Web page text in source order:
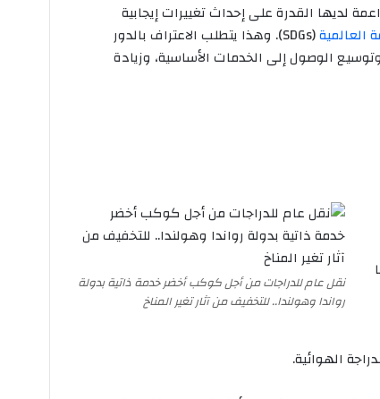
لديها القدرة على إحداث تغييرات إيجابية
العالمية
(SDGs). وهذا يتطلب الاعتراف بالدور
الوصول إلى الخدمات الأساسية، وزيادة
نقل عام للدراجات من أجل كوكب أخضر خدمة ذاتية بدولة
رواندا وهولندا.. للتخفيف من آثار تغير المناخ